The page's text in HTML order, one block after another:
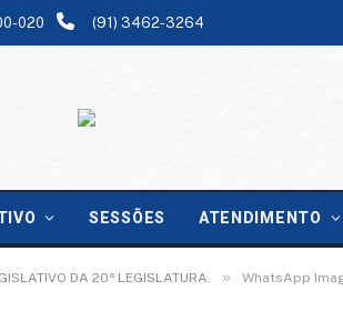
020 (91) 3462-3264
SESSÕES ATENDIMENTO
DA 20ª LEGISLATURA. » WhatsApp
09.48.37